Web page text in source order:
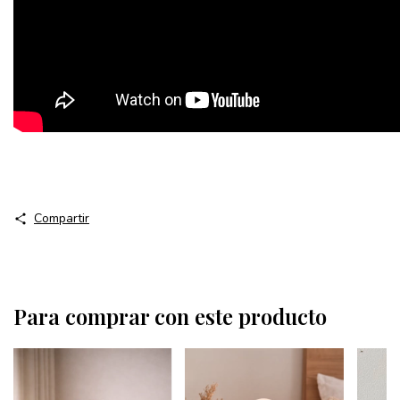
Compartir
Para comprar con este producto